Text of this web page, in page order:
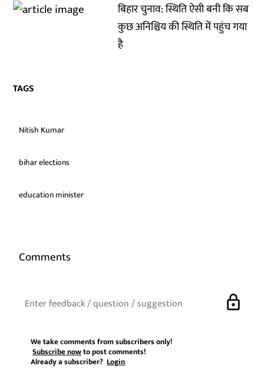
बिहार चुनाव: स्थिति ऐसी बनी कि सब
कुछ अनिश्चिय की स्थिति में पहुंच गया
है
TAGS
Nitish Kumar
bihar elections
education minister
Comments
lock
We take comments from subscribers only!
Subscribe nowto post comments!
Already a subscriber?Login